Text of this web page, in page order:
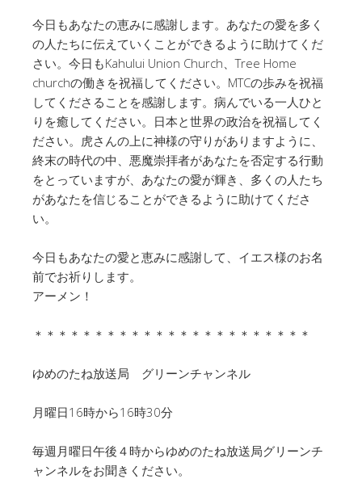
今日もあなたの恵みに感謝します。あなたの愛を多く
の人たちに伝えていくことができるように助けてくだ
さい。今日もKahului Union Church、Tree Home
churchの働きを祝福してください。MTCの歩みを祝福
してくださることを感謝します。病んでいる一人ひと
りを癒してください。日本と世界の政治を祝福してく
ださい。虎さんの上に神様の守りがありますように、
終末の時代の中、悪魔崇拝者があなたを否定する行動
をとっていますが、あなたの愛が輝き、多くの人たち
があなたを信じることができるように助けてくださ
い。
今日もあなたの愛と恵みに感謝して、イエス様のお名
前でお祈りします。
アーメン！
＊＊＊＊＊＊＊＊＊＊＊＊＊＊＊＊＊＊＊＊＊＊＊
ゆめのたね放送局 グリーンチャンネル
月曜日16時から16時30分
毎週月曜日午後４時からゆめのたね放送局グリーンチ
ャンネルをお聞きください。